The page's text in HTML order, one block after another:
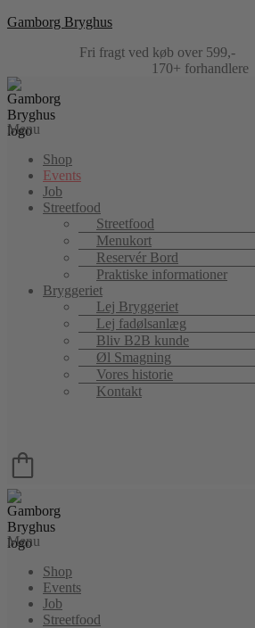
Gamborg Bryghus
Fri fragt ved køb over 599,-
170+ forhandlere
Menu
Shop
Events
Job
Streetfood
Streetfood
Menukort
Reservér Bord
Praktiske informationer
Bryggeriet
Lej Bryggeriet
Lej fadølsanlæg
Bliv B2B kunde
Øl Smagning
Vores historie
Kontakt
Menu
Shop
Events
Job
Streetfood